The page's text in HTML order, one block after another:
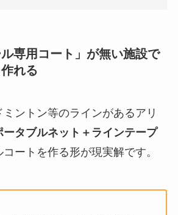
ル専用コート」が無い施設で
れる
ントン等のラインがあるアリ
ータブルネット＋ラインテープ
ートを作る形が現実解です。